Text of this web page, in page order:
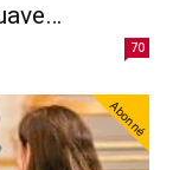
70
Abonné